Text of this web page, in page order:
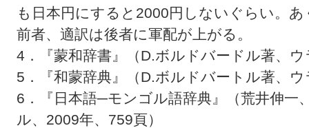
も日本円にすると2000円しないぐらい。
前者、適訳は後者に軍配が上がる。
4．『蒙和辞書』（D.ボルドバードル著、
5．『和蒙辞典』（D.ボルドバートル著、
6．『日本語─モンゴル語辞典』（荒井伸一
ル、2009年、759頁）